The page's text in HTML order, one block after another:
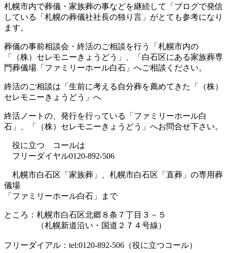
札幌市内で葬儀・家族葬の事などを継続して「ブログで発信
している「札幌の葬儀社社長の独り言」がとても参考になり
ます。
葬儀の事前相談会・終活のご相談を行う「札幌市内の
「（株）セレモニーきょうどう」、「白石区にある家族葬専
門葬儀場「ファミリーホール白石」へご相談ください。
終活のご相談は「生前に考える自分葬を薦めてきた「（株）
セレモニーきょうどう」へ
終活ノートの、発行を行っている「ファミリーホール白
石」、「（株）セレモニーきょうどう」へお問合せ下さい。
役に立つ コールは
フリーダイヤル0120-892-506
札幌市白石区「家族葬」、札幌市白石区「直葬」の専用葬
儀場
「ファミリーホール白石」まで
ところ：札幌市白石区北郷８条７丁目３－５
（札幌新道沿い・国道２７４号線）
フリーダイアル：tel:0120-892-506（役に立つコール）